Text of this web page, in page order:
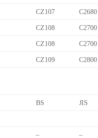
CZ107 C2680
CZ108 C2700
CZ108 C2700
CZ109 C2800
BS JIS
– –